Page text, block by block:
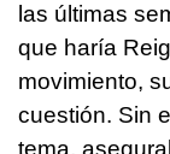
las últimas
que haría
movimiento,
cuestión. Sin
tema,